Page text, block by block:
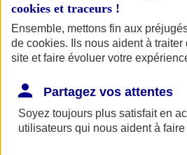
cookies et traceurs !
Ensemble, mettons fin aux
de cookies. Ils nous aident à
site et faire évoluer votre
Partagez vos attentes
Soyez toujours plus satisfait en
utilisateurs qui nous aident à